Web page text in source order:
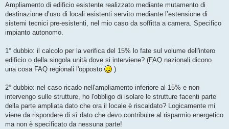
s
a
g
i
Ampliamento di edificio esistente realizzato mediante mutamento di
destinazione d’uso di locali esistenti servito mediante l’estensione di
sistemi tecnici pre-esistenti, nel mio caso da soffitta a camera. Specifico
impianto autonomo.
1° dubbio: il calcolo per la verifica del 15% lo fate sul volume dell'intero
edificio o della singola unità dove si interviene? (FAQ nazionali dicono
una cosa FAQ regionali l'opposto
)
2° dubbio: nel caso ricado nell'ampliamento inferiore al 15% e non
intervengo sulle strutture, ho l'obbligo di isolare le strutture facenti parte
della parte ampliata dato che ora il locale è riscaldato? Logicamente mi
viene da rispondere di sì dato che devo contribuire al risparmio energetico
ma non è specificato da nessuna parte!